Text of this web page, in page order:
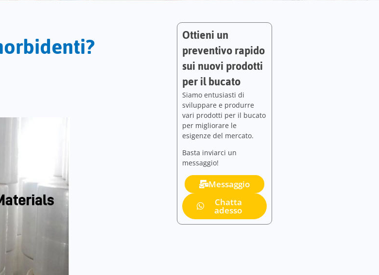
Ottieni un
preventivo rapido
sui nuovi prodotti
per il bucato
Siamo entusiasti di
sviluppare e produrre
vari prodotti per il bucato
per migliorare le
esigenze del mercato.
Basta inviarci un
messaggio!
Messaggio
Chatta
adesso